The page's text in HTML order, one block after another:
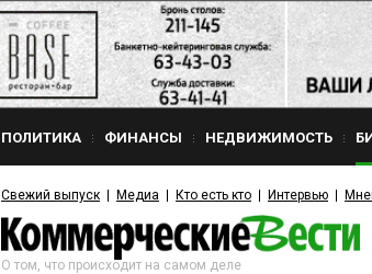
ПОЛИТИКА ФИНАНСЫ НЕДВИЖИМОСТЬ
Свежий выпуск Медиа Кто есть кто Интервью
О том, что происходит на самом деле